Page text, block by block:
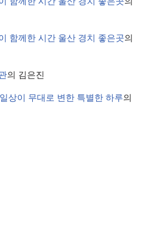
함께한 시간 울산 경치 좋은곳의
의 김은진
일상이 무대로 변한 특별한 하루의